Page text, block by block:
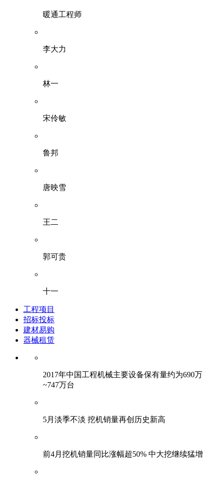
暖通工程师
李大力
林一
宋伶敏
鲁邦
唐映雪
王二
郭可贵
十一
工程项目
招标投标
建材易购
器械租赁
2017年中国工程机械主要设备保有量约为690万
~747万台
5月淡季不淡 挖机销量再创历史新高
前4月挖机销量同比涨幅超50% 中大挖继续猛增